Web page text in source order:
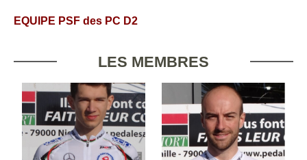
EQUIPE PSF des PC D2
LES MEMBRES